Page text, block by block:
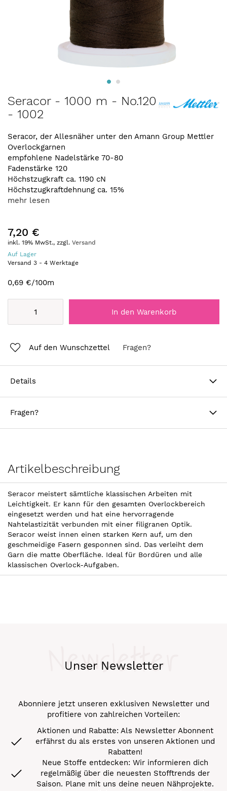
Anfang
der
springen
Seracor - 1000 m - No.120
- 1002
Seracor, der Allesnäher unter den Amann Group Mettler
Overlockgarnen
empfohlene Nadelstärke 70-80
Fadenstärke 120
Höchstzugkraft ca. 1190 cN
Höchstzugkraftdehnung ca. 15%
mehr lesen
7,20 €
inkl. 19% MwSt., zzgl. Versand
Auf Lager
Versand 3 - 4 Werktage
0,69 €/100m
In den Warenkorb
Auf den Wunschzettel Fragen?
Details
Fragen?
Artikelbeschreibung
Seracor meistert sämtliche klassischen Arbeiten mit
Leichtigkeit. Er kann für den gesamten Overlockbereich
eingesetzt werden und hat eine hervorragende
Nahtelastizität verbunden mit einer filigranen Optik.
Seracor weist innen einen starken Kern auf, um den
geschmeidige Fasern gesponnen sind. Das verleiht dem
Garn die matte Oberfläche. Ideal für Bordüren und alle
klassischen Overlock-Aufgaben.
Unser Newsletter
Newsletter
Abonniere jetzt unseren exklusiven Newsletter und
profitiere von zahlreichen Vorteilen:
Aktionen und Rabatte: Als Newsletter Abonnent
erfährst du als erstes von unseren Aktionen und
Rabatten!
Neue Stoffe entdecken: Wir informieren dich
regelmäßig über die neuesten Stofftrends der
Saison. Plane mit uns deine neuen Nähprojekte.